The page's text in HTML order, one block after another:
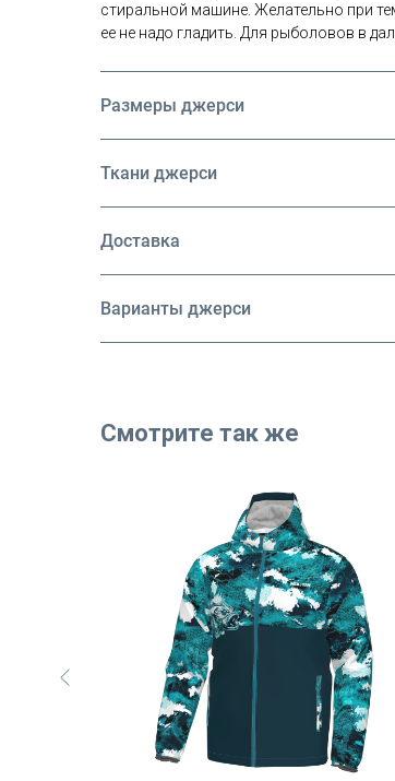
стиральной машине. Желательно при
ее не надо гладить. Для рыболовов в
Размеры джерси
Ткани джерси
Доставка
Варианты джерси
Смотрите так же